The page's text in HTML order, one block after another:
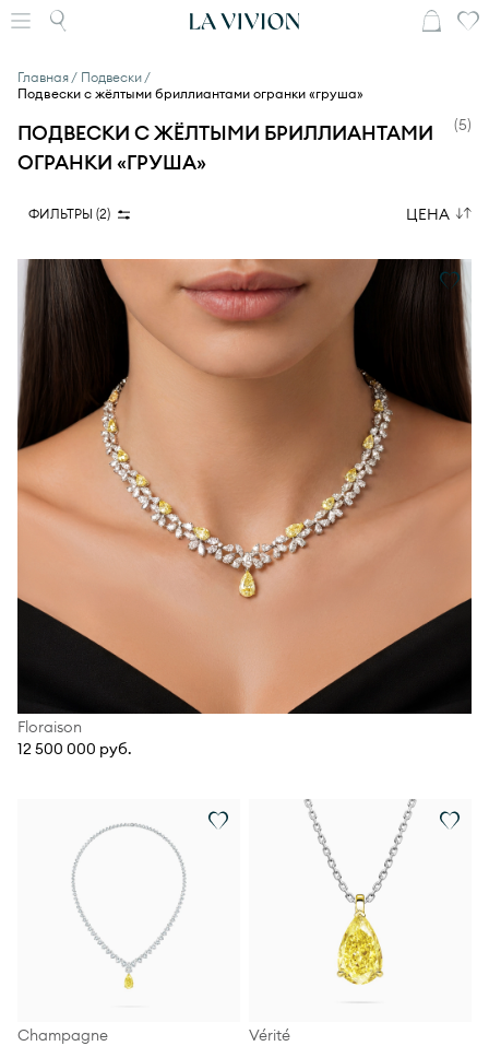
Главная
Подвески
Подвески с жёлтыми бриллиантами огранки «груша»
ПОДВЕСКИ С ЖЁЛТЫМИ БРИЛЛИАНТАМИ
ОГРАНКИ «ГРУША»
(5)
ФИЛЬТРЫ (2) ЦЕНА
Floraison
12 500 000 руб.
Champagne
Vérité